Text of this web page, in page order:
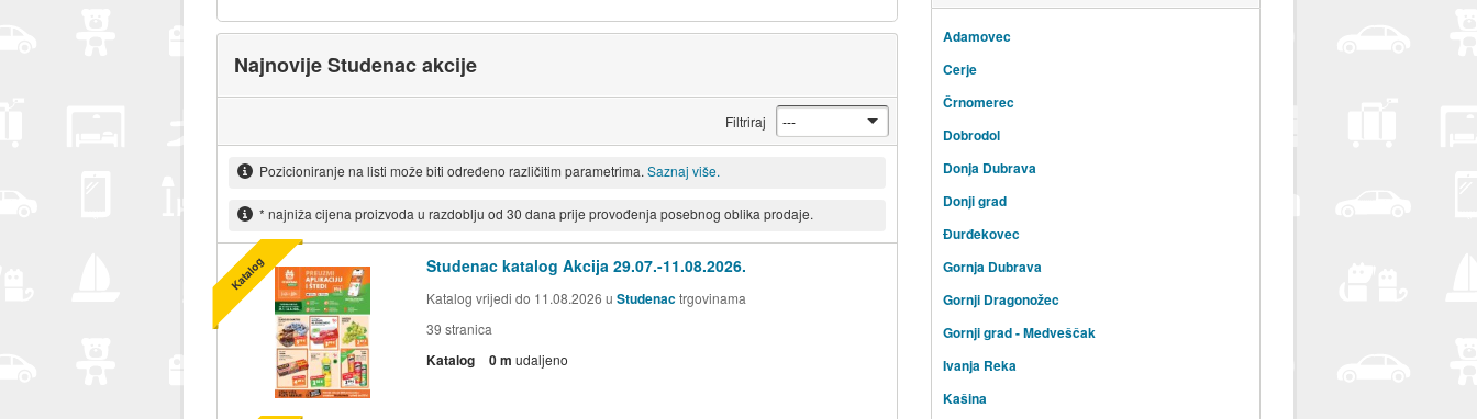
Najnovije Studenac akcije
Filtriraj
Pozicioniranje na listi može biti određeno različitim parametrima. Saznaj više.
* najniža cijena proizvoda u razdoblju od 30 dana prije provođenja posebnog oblika prodaje.
Studenac katalog Akcija 29.07.-11.08.2026.
Katalog vrijedi do 11.08.2026 u Studenactrgovinama
39 stranica
Katalog 0 m udaljeno
Katalog
Adamovec
Cerje
Črnomerec
Dobrodol
Donja Dubrava
Donji grad
Đurđekovec
Gornja Dubrava
Gornji Dragonožec
Gornji grad - Medveščak
Ivanja Reka
Kašina